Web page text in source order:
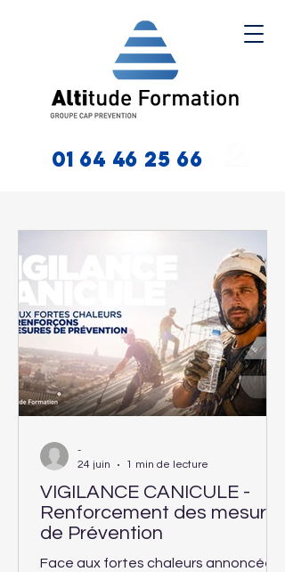
01 64 46 25 66
VIGILANCE CANICULE -
Renforcement des mesures
de Prévention
Face aux fortes chaleurs annoncées,
-
24 juin
1 min de lecture